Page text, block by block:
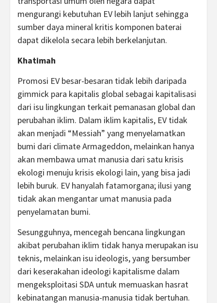
mengurangi kebutuhan EV lebih lanjut sehingga
sumber daya mineral kritis komponen baterai
dapat dikelola secara lebih berkelanjutan.
Khatimah
Promosi EV besar-besaran tidak lebih daripada
gimmick para kapitalis global sebagai kapitalisasi
dari isu lingkungan terkait pemanasan global dan
perubahan iklim. Dalam iklim kapitalis, EV tidak
akan menjadi “Messiah” yang menyelamatkan
bumi dari climate Armageddon, melainkan hanya
akan membawa umat manusia dari satu krisis
ekologi menuju krisis ekologi lain, yang bisa jadi
lebih buruk. EV hanyalah fatamorgana; ilusi yang
tidak akan mengantar umat manusia pada
penyelamatan bumi.
Sesungguhnya, mencegah bencana lingkungan
akibat perubahan iklim tidak hanya merupakan isu
teknis, melainkan isu ideologis, yang bersumber
dari keserakahan ideologi kapitalisme dalam
mengeksploitasi SDA untuk memuaskan hasrat
kebinatangan manusia-manusia tidak bertuhan.